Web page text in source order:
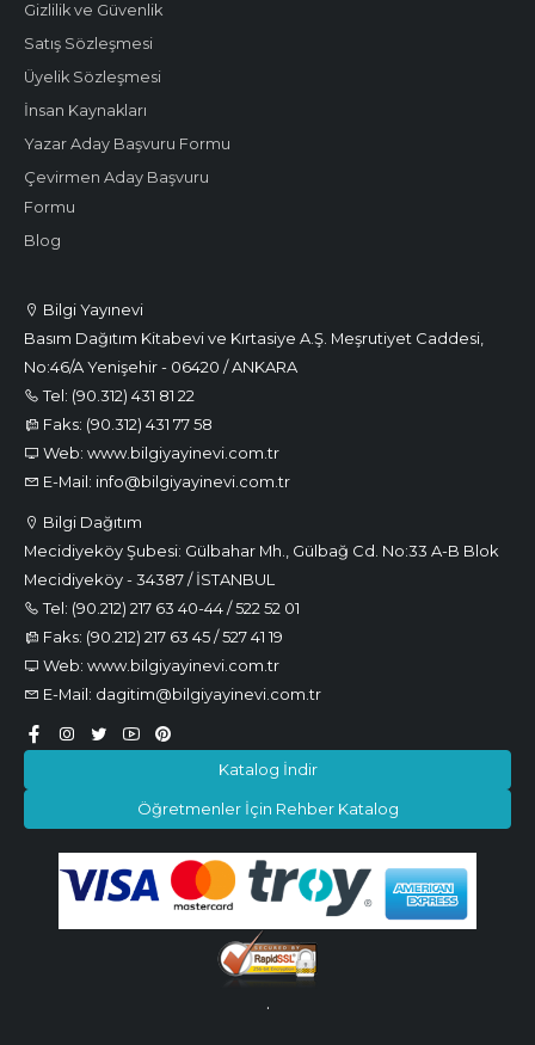
Bilgi Yayınevi
Basım Dağıtım Kitabevi ve Kırtasiye A.Ş. Meşrutiyet Caddesi,
No:46/A Yenişehir - 06420 / ANKARA
Tel: (90.312) 431 81 22
Faks: (90.312) 431 77 58
Web: www.bilgiyayinevi.com.tr
E-Mail: info@bilgiyayinevi.com.tr
Bilgi Dağıtım
Mecidiyeköy Şubesi: Gülbahar Mh., Gülbağ Cd. No:33 A-B Blok
Mecidiyeköy - 34387 / İSTANBUL
Tel: (90.212) 217 63 40-44 / 522 52 01
Faks: (90.212) 217 63 45 / 527 41 19
Web: www.bilgiyayinevi.com.tr
E-Mail: dagitim@bilgiyayinevi.com.tr
Katalog İndir
Öğretmenler İçin Rehber Katalog
Gizlilik ve Güvenlik
Satış Sözleşmesi
Üyelik Sözleşmesi
İnsan Kaynakları
Yazar Aday Başvuru Formu
Çevirmen Aday Başvuru
Formu
Blog
.